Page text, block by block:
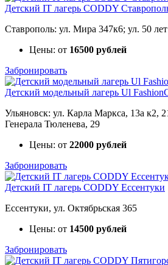
Детский IT лагерь CODDY
Ставрополь: ул. Мира 347к6; ул. 50
Цены: от 16500 рублей
Забронировать
Детский модельный лагерь Ul
Ульяновск: ул. Карла Маркса, 13а к2,
Генерала Тюленева, 29
Цены: от 22000 рублей
Забронировать
Детский IT лагерь CODDY Ессентуки
Ессентуки, ул. Октябрьская 365
Цены: от 14500 рублей
Забронировать